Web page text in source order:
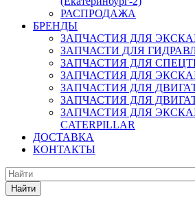
РАСПРОДАЖА
БРЕНДЫ
ЗАПЧАСТИЯ ДЛЯ
ЗАПЧАСТИ ДЛЯ
ЗАПЧАСТИЯ ДЛЯ
ЗАПЧАСТИЯ ДЛЯ
ЗАПЧАСТИЯ ДЛЯ
ЗАПЧАСТИЯ ДЛЯ
ЗАПЧАСТИЯ ДЛЯ
CATERPILLAR
ДОСТАВКА
КОНТАКТЫ
Найти